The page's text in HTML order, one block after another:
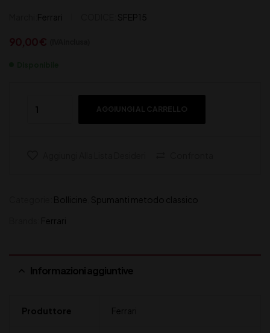
Ferrari SFEP15
AGGIUNGI AL CARRELLO
Bollicine Spumanti metodo classico
Ferrari
Informazioni aggiuntive
Produttore Ferrari